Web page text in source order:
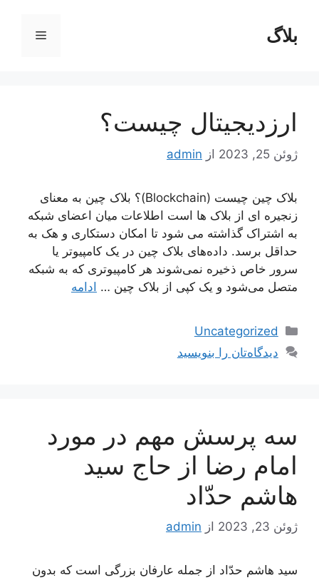
محتوابلاگ فهرست
ارزدیجیتال چیست؟
ژوئن 25, 2023 از admin
بلاک چین چیست (Blockchain)؟ بلاک چین به معنای
زنجیره ای از بلاک ها است اطلاعات میان اعضای شبکه
به اشتراک گذاشته می شود تا امکان دستکاری و هک به
حداقل برسد. داده‌های بلاک چین در یک کامپیوتر یا
سرور خاص ذخیره نمی‌شوند هر کامپیوتری که به شبکه
متصل می‌شود و یک کپی از بلاک چین … ادامه
دسته‌ها
Uncategorized
دیدگاه‌تان را بنویسید
سه پرسش مهم در مورد
امام رضا از حاج سید
هاشم حدّاد
ژوئن 23, 2023 از admin
سید هاشم حدّاد از جمله عارفان بزرگی است که بدون